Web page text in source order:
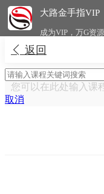
大路金手指VIP
成为VIP，万G资
 返回
您可以在此处输入课
取消